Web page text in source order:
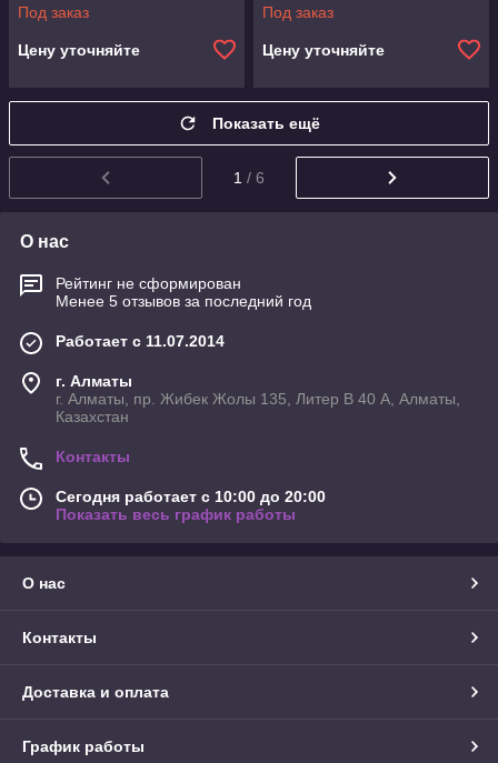
Под заказ
Цену уточняйте
Под заказ
Цену уточняйте
Показать ещё
1 / 6
О нас
Рейтинг не сформирован
Менее 5 отзывов за последний год
Работает с 11.07.2014
г. Алматы
г. Алматы, пр. Жибек Жолы 135, Литер В 40 А, Алматы,
Казахстан
Контакты
Сегодня работает с 10:00 до 20:00
Показать весь график работы
О нас
Контакты
Доставка и оплата
График работы